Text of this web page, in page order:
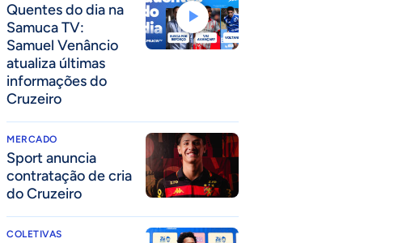
Quentes do dia na
Samuca TV:
Samuel Venâncio
atualiza últimas
informações do
Cruzeiro
MERCADO
Sport anuncia
contratação de cria
do Cruzeiro
COLETIVAS